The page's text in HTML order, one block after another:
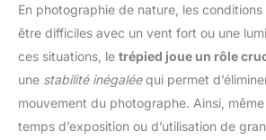
En photographie de nature, les
être difficiles avec un vent fort ou une
ces situations, le trépied joue un rôle
une stabilité inégaléequi permet
mouvement du photographe. Ainsi,
temps d’exposition ou d’utilisation de